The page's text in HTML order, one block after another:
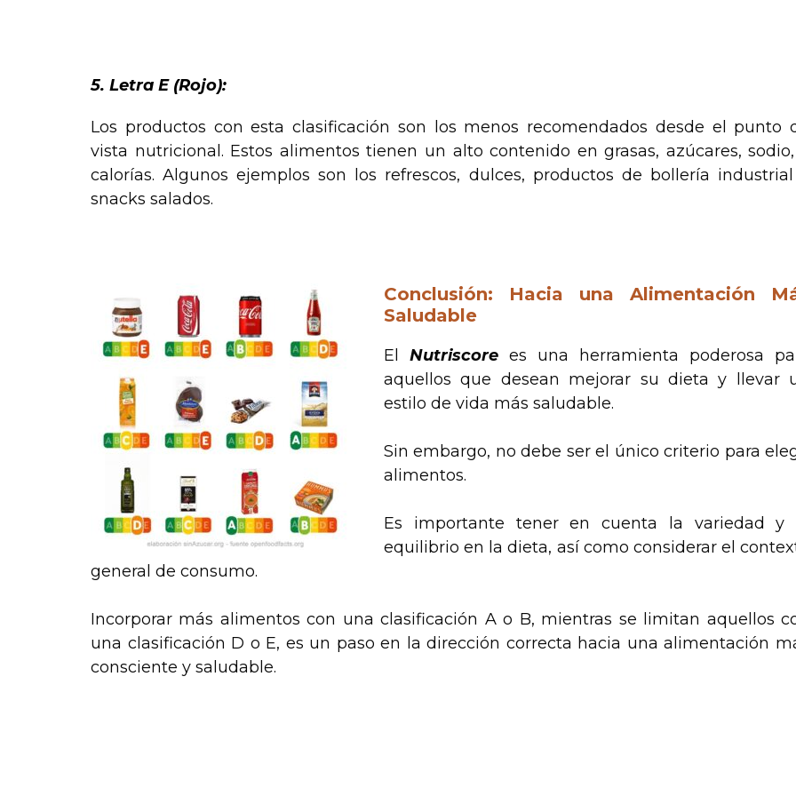
5. Letra E (Rojo):
Los productos con esta clasificación son los menos recomendados desde el punto
vista nutricional. Estos alimentos tienen un alto contenido en grasas, azúcares,
calorías. Algunos ejemplos son los refrescos, dulces, productos de bollería
snacks salados.
Conclusión: Hacia una Alimentación
Saludable
El Nutriscore es una herramienta poderosa
aquellos que desean mejorar su dieta y llevar
estilo de vida más saludable.
Sin embargo, no debe ser el único criterio para
alimentos.
Es importante tener en cuenta la variedad y
equilibrio en la dieta, así como considerar el
general de consumo.
Incorporar más alimentos con una clasificación A o B, mientras se limitan aquellos
una clasificación D o E, es un paso en la dirección correcta hacia una alimentación
consciente y saludable.